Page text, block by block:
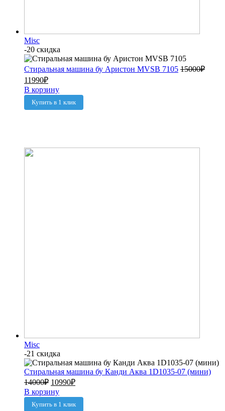
Misc
-20 скидка
Стиральная машина бу Аристон MVSB 7105 15000₽
11990₽
В корзину
Купить в 1 клик
Misc
-21 скидка
Стиральная машина бу Канди Аква 1D1035-07 (мини)
14000₽ 10990₽
В корзину
Купить в 1 клик